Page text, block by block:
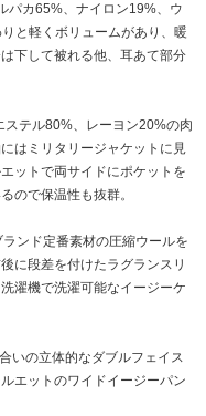
パカ65%、ナイロン19%、ウ
と軽くボリュームがあり、暖
下して被れる他、耳あて部分
ステル80%、レーヨン20%の肉
はミリタリージャケットに見
ットで両サイドにポケットを
ので保温性も抜群。
ンド定番素材の圧縮ウールを
に段差を付けたラグランスリ
濯機で洗濯可能なイージーケ
いの立体的なダブルフェイス
エットのワイドイージーパン